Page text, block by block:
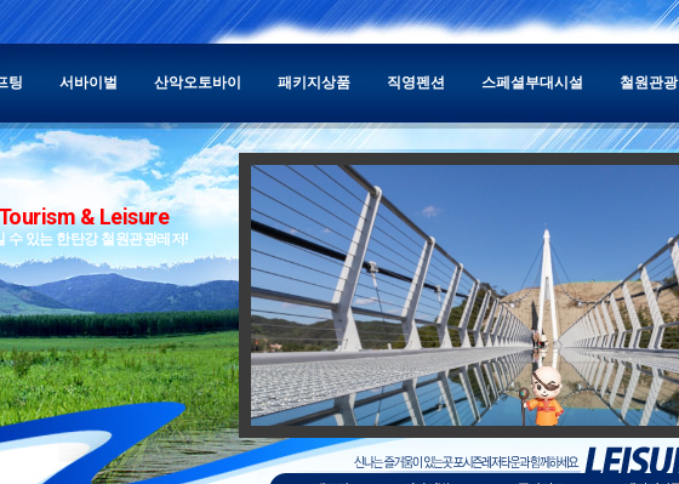
& Leisure
수 있는 한탄강 철원관광레저!
팅 서바이벌 산악오토바이 패키지상품 직영펜션 스페셜부대시설 철원관광